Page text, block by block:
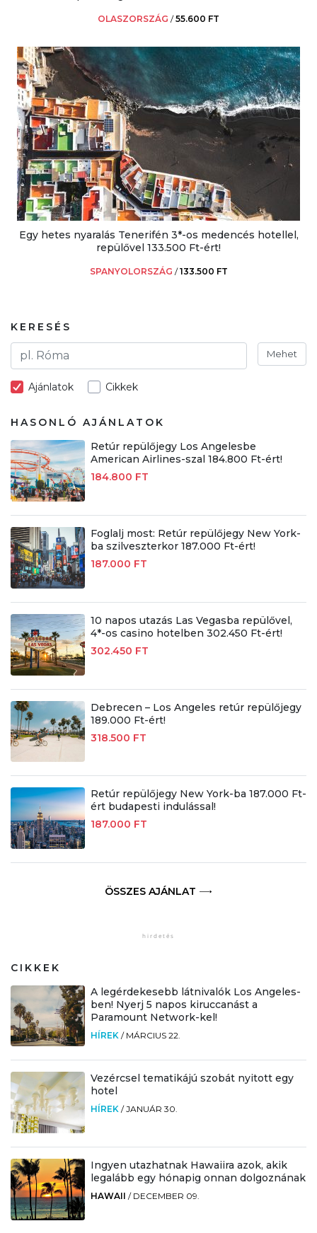
OLASZORSZÁG /55.600 FT
Egy hetes nyaralás Tenerifén 3*-os medencés hotellel,
repülővel 133.500 Ft-ért!
SPANYOLORSZÁG /133.500 FT
KERESÉS
Mehet
Ajánlatok Cikkek
HASONLÓ AJÁNLATOK
Retúr repülőjegy Los Angelesbe
American Airlines-szal 184.800 Ft-ért!
184.800 FT
Foglalj most: Retúr repülőjegy New York-
ba szilveszterkor 187.000 Ft-ért!
187.000 FT
10 napos utazás Las Vegasba repülővel,
4*-os casino hotelben 302.450 Ft-ért!
302.450 FT
Debrecen – Los Angeles retúr repülőjegy
189.000 Ft-ért!
318.500 FT
Retúr repülőjegy New York-ba 187.000 Ft-
ért budapesti indulással!
187.000 FT
ÖSSZES AJÁNLAT
CIKKEK
A legérdekesebb látnivalók Los Angeles-
ben! Nyerj 5 napos kiruccanást a
Paramount Network-kel!
HÍREK / MÁRCIUS 22.
Vezércsel tematikájú szobát nyitott egy
hotel
HÍREK /JANUÁR 30.
Ingyen utazhatnak Hawaiira azok, akik
legalább egy hónapig onnan dolgoznának
HAWAII / DECEMBER 09.